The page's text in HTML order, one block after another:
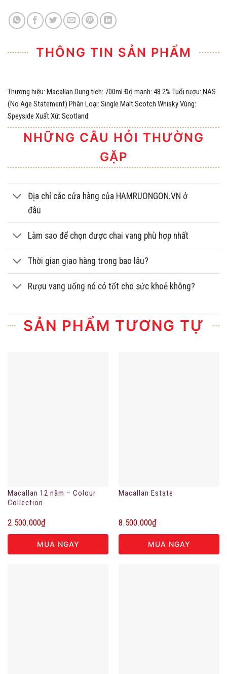
THÔNG TIN SẢN PHẨM
Thương hiệu: Macallan Dung tích: 700ml Độ mạnh: 48.2% Tuổi rượu: NAS
(No Age Statement) Phân Loại: Single Malt Scotch Whisky Vùng:
Speyside Xuất Xứ: Scotland
NHỮNG CÂU HỎI THƯỜNG
GẶP
Địa chỉ các cửa hàng của HAMRUONGON.VN ở
đâu
Làm sao để chọn được chai vang phù hợp nhất
Thời gian giao hàng trong bao lâu?
Rượu vang uống nó có tốt cho sức khoẻ không?
SẢN PHẨM TƯƠNG TỰ
Macallan 12 năm – Colour
Collection
2.500.000₫
MUA NGAY
Macallan Estate
8.500.000₫
MUA NGAY